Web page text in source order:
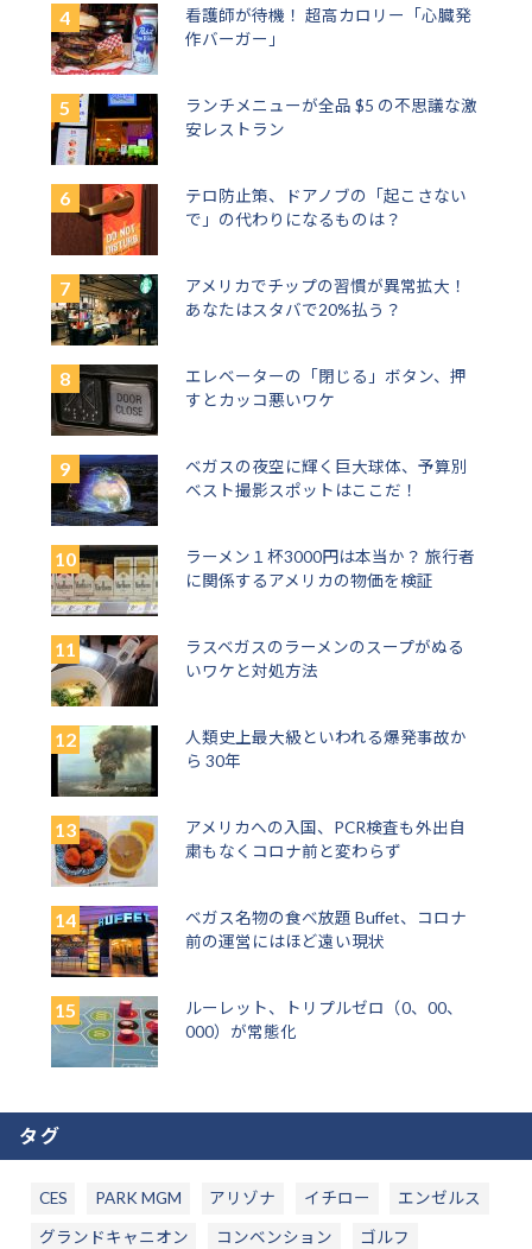
看護師が待機！ 超高カロリー「心臓発
作バーガー」
ランチメニューが全品 $5 の不思議な激
安レストラン
テロ防止策、ドアノブの「起こさない
で」の代わりになるものは？
アメリカでチップの習慣が異常拡大！
あなたはスタバで20%払う？
エレベーターの「閉じる」ボタン、押
すとカッコ悪いワケ
ベガスの夜空に輝く巨大球体、予算別
ベスト撮影スポットはここだ！
ラーメン１杯3000円は本当か？ 旅行者
に関係するアメリカの物価を検証
ラスベガスのラーメンのスープがぬる
いワケと対処方法
人類史上最大級といわれる爆発事故か
ら 30年
アメリカへの入国、PCR検査も外出自
粛もなくコロナ前と変わらず
ベガス名物の食べ放題 Buffet、コロナ
前の運営にはほど遠い現状
ルーレット、トリプルゼロ（0、00、
000）が常態化
タグ
CES PARK MGM アリゾナ イチロー エンゼルス
グランドキャニオン コンベンション ゴルフ